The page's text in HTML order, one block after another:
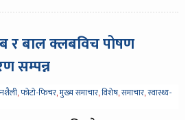
र बाल क्लबविच पोषण
सम्पन्न
,फोटो-फिचर,मुख्य समाचार,विशेष,समाचार,स्वास्थ्य-